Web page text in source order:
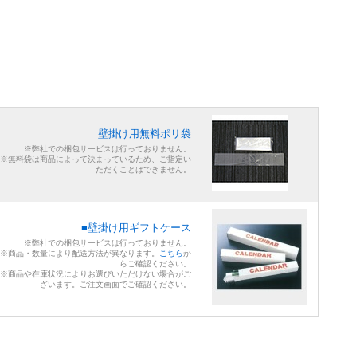
壁掛け用無料ポリ袋
※弊社での梱包サービスは行っておりません。
※無料袋は商品によって決まっているため、ご指定い
ただくことはできません。
■壁掛け用ギフトケース
※弊社での梱包サービスは行っておりません。
※商品・数量により配送方法が異なります。
こちらか
らご確認ください。
※商品や在庫状況によりお選びいただけない場合がご
ざいます。ご注文画面でご確認ください。